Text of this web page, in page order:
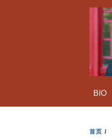
BIO
首页 /